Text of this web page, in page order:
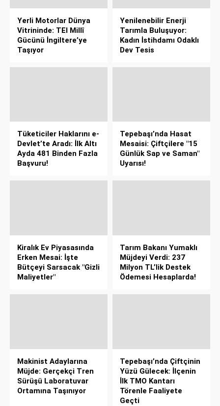
Yerli Motorlar Dünya
Vitrininde: TEI Millî
Gücünü İngiltere’ye
Taşıyor
Yenilenebilir Enerji
Tarımla Buluşuyor:
Kadın İstihdamı Odaklı
Dev Tesis
Tüketiciler Haklarını e-
Devlet’te Aradı: İlk Altı
Ayda 481 Binden Fazla
Başvuru!
Tepebaşı’nda Hasat
Mesaisi: Çiftçilere "15
Günlük Sap ve Saman"
Uyarısı!
Kiralık Ev Piyasasında
Erken Mesai: İşte
Bütçeyi Sarsacak "Gizli
Maliyetler"
Tarım Bakanı Yumaklı
Müjdeyi Verdi: 237
Milyon TL’lik Destek
Ödemesi Hesaplarda!
Makinist Adaylarına
Müjde: Gerçekçi Tren
Sürüşü Laboratuvar
Ortamına Taşınıyor
Tepebaşı’nda Çiftçinin
Yüzü Gülecek: İlçenin
İlk TMO Kantarı
Törenle Faaliyete
Geçti